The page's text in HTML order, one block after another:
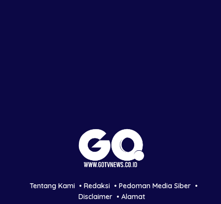
Tentang Kami Redaksi
Pedoman Media Siber
Disclaimer
Alamat